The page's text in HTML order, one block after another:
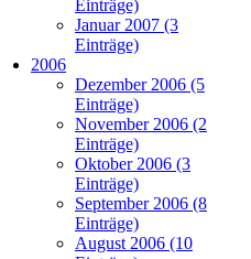
Einträge)
Januar 2007 (3
Einträge)
2006
Dezember 2006 (5
Einträge)
November 2006 (2
Einträge)
Oktober 2006 (3
Einträge)
September 2006 (8
Einträge)
August 2006 (10